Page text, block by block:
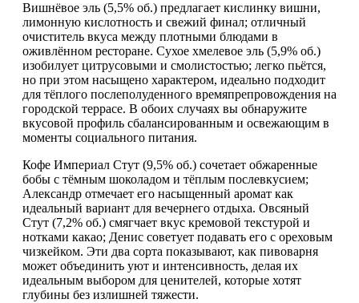
Вишнёвое эль (5,5% об.) предлагает кислинку вишни,
лимонную кислотность и свежий финал; отличный
очиститель вкуса между плотными блюдами в
оживлённом ресторане. Сухое хмелевое эль (5,9% об.)
изобилует цитрусовыми и смолистостью; легко пьётся,
но при этом насыщено характером, идеально подходит
для тёплого послеполуденного времяпрепровождения на
городской террасе. В обоих случаях вы обнаружите
вкусовой профиль сбалансированным и освежающим в
моменты социального питания.
Кофе Империал Стут (9,5% об.) сочетает обжаренные
бобы с тёмным шоколадом и тёплым послевкусием;
Александр отмечает его насыщенный аромат как
идеальный вариант для вечернего отдыха. Овсяный
Стут (7,2% об.) смягчает вкус кремовой текстурой и
нотками какао; Денис советует подавать его с ореховым
чизкейком. Эти два сорта показывают, как пивоварня
может объединить уют и интенсивность, делая их
идеальным выбором для ценителей, которые хотят
глубины без излишней тяжести.